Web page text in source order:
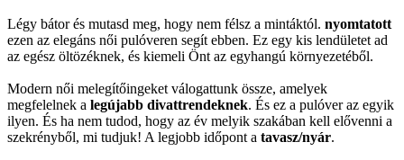
Légy bátor és mutasd meg, hogy nem félsz a mintáktól. nyomtatott
ezen az elegáns női pulóveren segít ebben. Ez egy kis lendületet ad
az egész öltözéknek, és kiemeli Önt az egyhangú környezetéből.
Modern női melegítőingeket válogattunk össze, amelyek
megfelelnek a legújabb divattrendeknek. És ez a pulóver az egyik
ilyen. És ha nem tudod, hogy az év melyik szakában kell elővenni a
szekrényből, mi tudjuk! A legjobb időpont a tavasz/nyár.